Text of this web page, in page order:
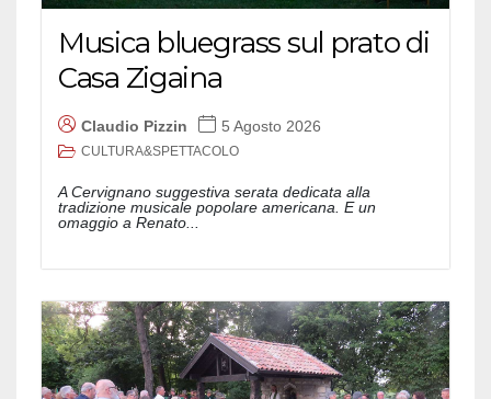
Musica bluegrass sul prato di
Casa Zigaina
Claudio Pizzin 5 Agosto 2026
CULTURA&SPETTACOLO
A Cervignano suggestiva serata dedicata alla
tradizione musicale popolare americana. E un
omaggio a Renato...